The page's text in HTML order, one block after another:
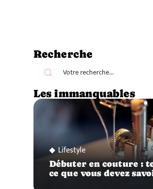
Recherche
Les immanquables
Lifestyle
Débuter en couture :
ce que vous devez